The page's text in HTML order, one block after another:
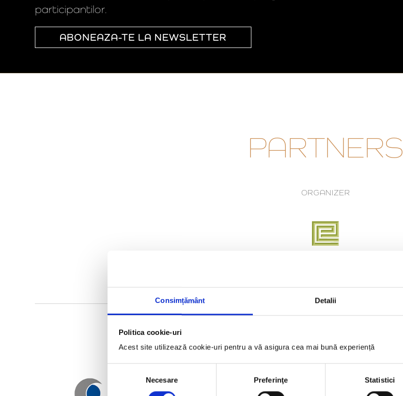
Consimțământ Detalii
Politica cookie-uri
Acest site utilizează cookie-uri pentru a vă asigura cea mai bună experiență
consimțământului
Necesare Preferinţe Statistici
participantilor.
ABONEAZA-TE LA NEWSLETTER
PARTNERS
ORGANIZER